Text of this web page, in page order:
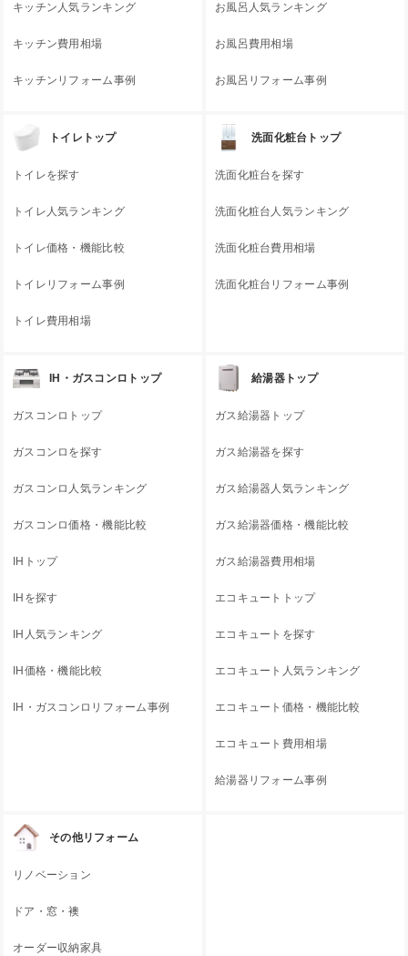
キッチン人気ランキング
キッチン費用相場
キッチンリフォーム事例
お風呂人気ランキング
お風呂費用相場
お風呂リフォーム事例
トイレトップ
トイレを探す
トイレ人気ランキング
トイレ価格・機能比較
トイレリフォーム事例
トイレ費用相場
洗面化粧台トップ
洗面化粧台を探す
洗面化粧台人気ランキング
洗面化粧台費用相場
洗面化粧台リフォーム事例
IH・ガスコンロトップ
ガスコンロトップ
ガスコンロを探す
ガスコンロ人気ランキング
ガスコンロ価格・機能比較
IHトップ
IHを探す
IH人気ランキング
IH価格・機能比較
IH・ガスコンロリフォーム事例
給湯器トップ
ガス給湯器トップ
ガス給湯器を探す
ガス給湯器人気ランキング
ガス給湯器価格・機能比較
ガス給湯器費用相場
エコキュートトップ
エコキュートを探す
エコキュート人気ランキング
エコキュート価格・機能比較
エコキュート費用相場
給湯器リフォーム事例
その他リフォーム
リノベーション
ドア・窓・襖
オーダー収納家具